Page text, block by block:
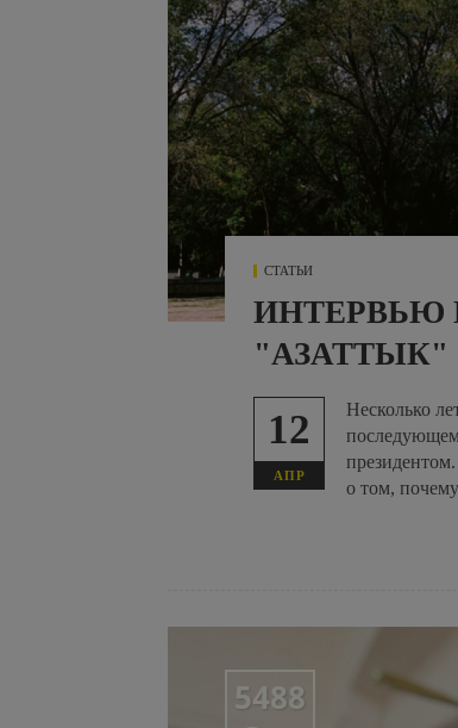
СТАТЬИ
ИНТЕРВЬЮ
"АЗАТТЫК"
12
АПР
Несколько
о том,
5488